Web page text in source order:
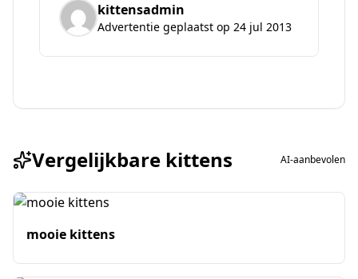
kittensadmin
Advertentie geplaatst op 24 jul 2013
Vergelijkbare kittens AI-aanbevolen
mooie kittens